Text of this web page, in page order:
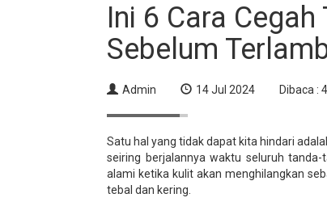
Ini 6 Cara
Sebelum
Admin 14 Jul 2024 Dibaca :
Satu hal yang tidak dapat kita hindari
seiring berjalannya waktu seluruh
alami ketika kulit akan menghilangkan
tebal dan kering.